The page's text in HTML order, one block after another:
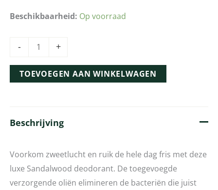
Beschikbaarheid: Op voorraad
- +
TOEVOEGEN AAN WINKELWAGEN
Beschrijving
Voorkom zweetlucht en ruik de hele dag fris met deze
luxe Sandalwood deodorant. De toegevoegde
verzorgende oliën elimineren de bacteriën die juist